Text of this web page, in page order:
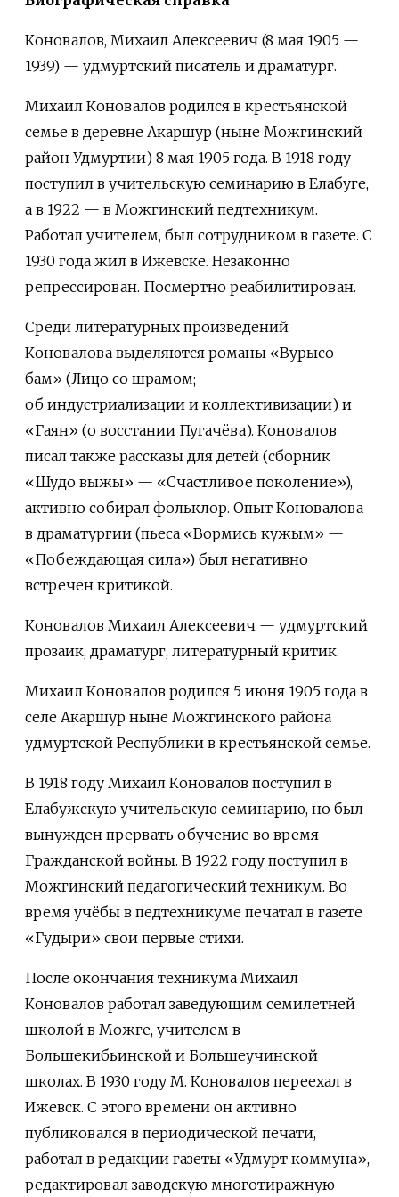
Коновалов, Михаил Алексеевич (8 мая 1905 —
1939) — удмуртский писатель и драматург.
Михаил Коновалов родился в крестьянской
семье в деревне Акаршур (ныне Можгинский
район Удмуртии) 8 мая 1905 года. В 1918 году
поступил в учительскую семинарию в Елабуге,
а в 1922 — в Можгинский педтехникум.
Работал учителем, был сотрудником в газете. С
1930 года жил в Ижевске. Незаконно
репрессирован. Посмертно реабилитирован.
Среди литературных произведений
Коновалова выделяются романы «Вурысо
бам» (Лицо со шрамом;
об индустриализации и коллективизации) и
«Гаян» (о восстании Пугачёва). Коновалов
писал также рассказы для детей (сборник
«Шудо выжы» — «Счастливое поколение»),
активно собирал фольклор. Опыт Коновалова
в драматургии (пьеса «Вормись кужым» —
«Побеждающая сила») был негативно
встречен критикой.
Коновалов Михаил Алексеевич — удмуртский
прозаик, драматург, литературный критик.
Михаил Коновалов родился 5 июня 1905 года в
селе Акаршур ныне Можгинского района
удмуртской Республики в крестьянской семье.
В 1918 году Михаил Коновалов поступил в
Елабужскую учительскую семинарию, но был
вынужден прервать обучение во время
Гражданской войны. В 1922 году поступил в
Можгинский педагогический техникум. Во
время учёбы в педтехникуме печатал в газете
«Гудыри» свои первые стихи.
После окончания техникума Михаил
Коновалов работал заведующим семилетней
школой в Можге, учителем в
Большекибьинской и Большеучинской
школах. В 1930 году М. Коновалов переехал в
Ижевск. С этого времени он активно
публиковался в периодической печати,
работал в редакции газеты «Удмурт коммуна»,
редактировал заводскую многотиражную